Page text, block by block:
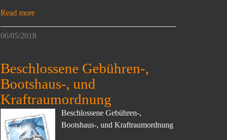
Read more
06/05/2018
Beschlossene Gebühren-,
Bootshaus-, und
Kraftraumordnung
Beschlossene Gebühren-,
Bootshaus-, und Kraftraumordnung